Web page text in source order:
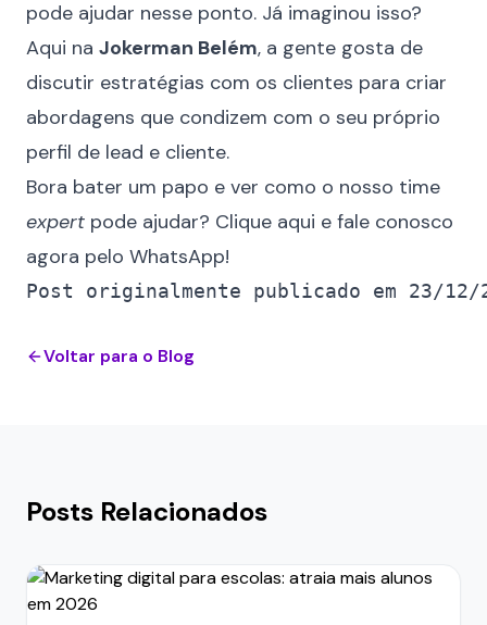
pode ajudar nesse ponto. Já imaginou isso?
Aqui na Jokerman Belém, a gente gosta de
discutir estratégias com os clientes para criar
abordagens que condizem com o seu próprio
perfil de lead e cliente.
Bora bater um papo e ver como o nosso time
expert pode ajudar? Clique aqui e fale conosco
agora pelo WhatsApp!
Voltar para o Blog
Posts Relacionados